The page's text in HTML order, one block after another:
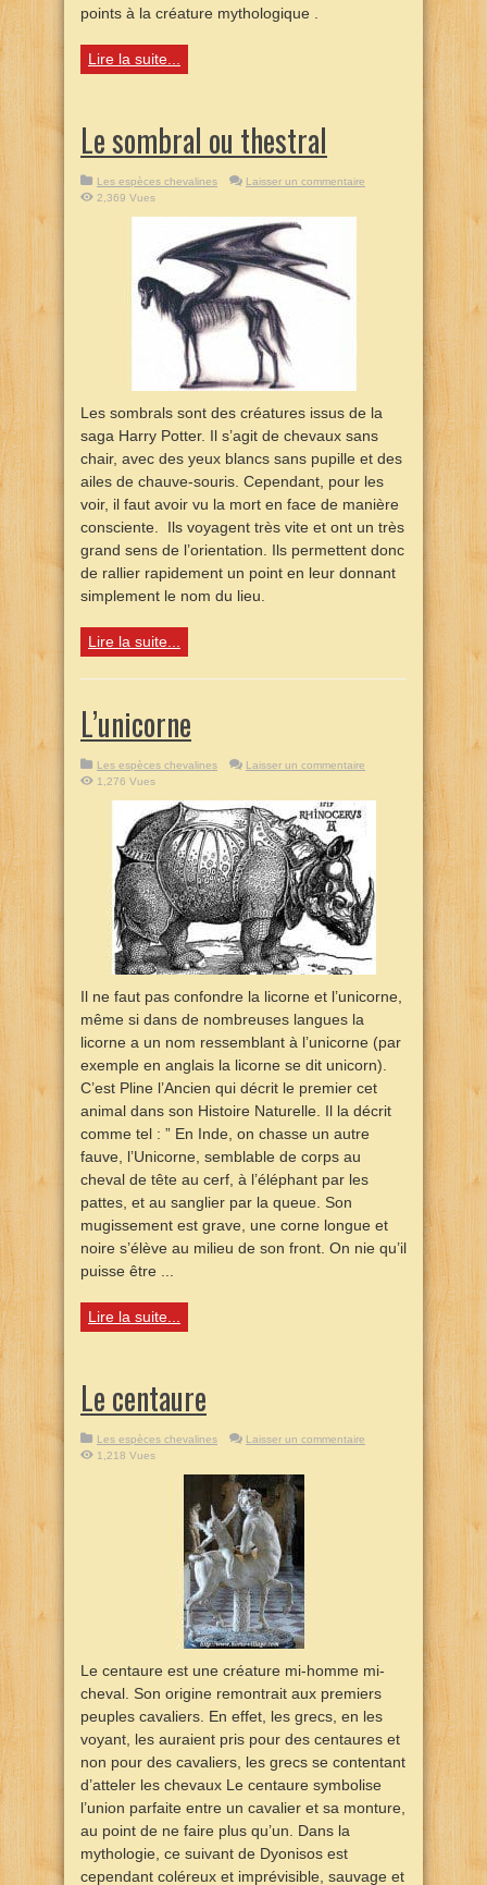
points à la créature mythologique .
Lire la suite...
Le sombral ou thestral
Les espèces chevalines
Laisser un commentaire
2,369 Vues
Les sombrals sont des créatures issus de la
saga Harry Potter. Il s’agit de chevaux sans
chair, avec des yeux blancs sans pupille et des
ailes de chauve-souris. Cependant, pour les
voir, il faut avoir vu la mort en face de manière
consciente. Ils voyagent très vite et ont un très
grand sens de l’orientation. Ils permettent donc
de rallier rapidement un point en leur donnant
simplement le nom du lieu.
Lire la suite...
L’unicorne
Les espèces chevalines
Laisser un commentaire
1,276 Vues
Il ne faut pas confondre la licorne et l’unicorne,
même si dans de nombreuses langues la
licorne a un nom ressemblant à l’unicorne (par
exemple en anglais la licorne se dit unicorn).
C’est Pline l’Ancien qui décrit le premier cet
animal dans son Histoire Naturelle. Il la décrit
comme tel : ” En Inde, on chasse un autre
fauve, l’Unicorne, semblable de corps au
cheval de tête au cerf, à l’éléphant par les
pattes, et au sanglier par la queue. Son
mugissement est grave, une corne longue et
noire s’élève au milieu de son front. On nie qu’il
puisse être ...
Lire la suite...
Le centaure
Les espèces chevalines
Laisser un commentaire
1,218 Vues
Le centaure est une créature mi-homme mi-
cheval. Son origine remontrait aux premiers
peuples cavaliers. En effet, les grecs, en les
voyant, les auraient pris pour des centaures et
non pour des cavaliers, les grecs se contentant
d’atteler les chevaux Le centaure symbolise
l’union parfaite entre un cavalier et sa monture,
au point de ne faire plus qu’un. Dans la
mythologie, ce suivant de Dyonisos est
cependant coléreux et imprévisible, sauvage et